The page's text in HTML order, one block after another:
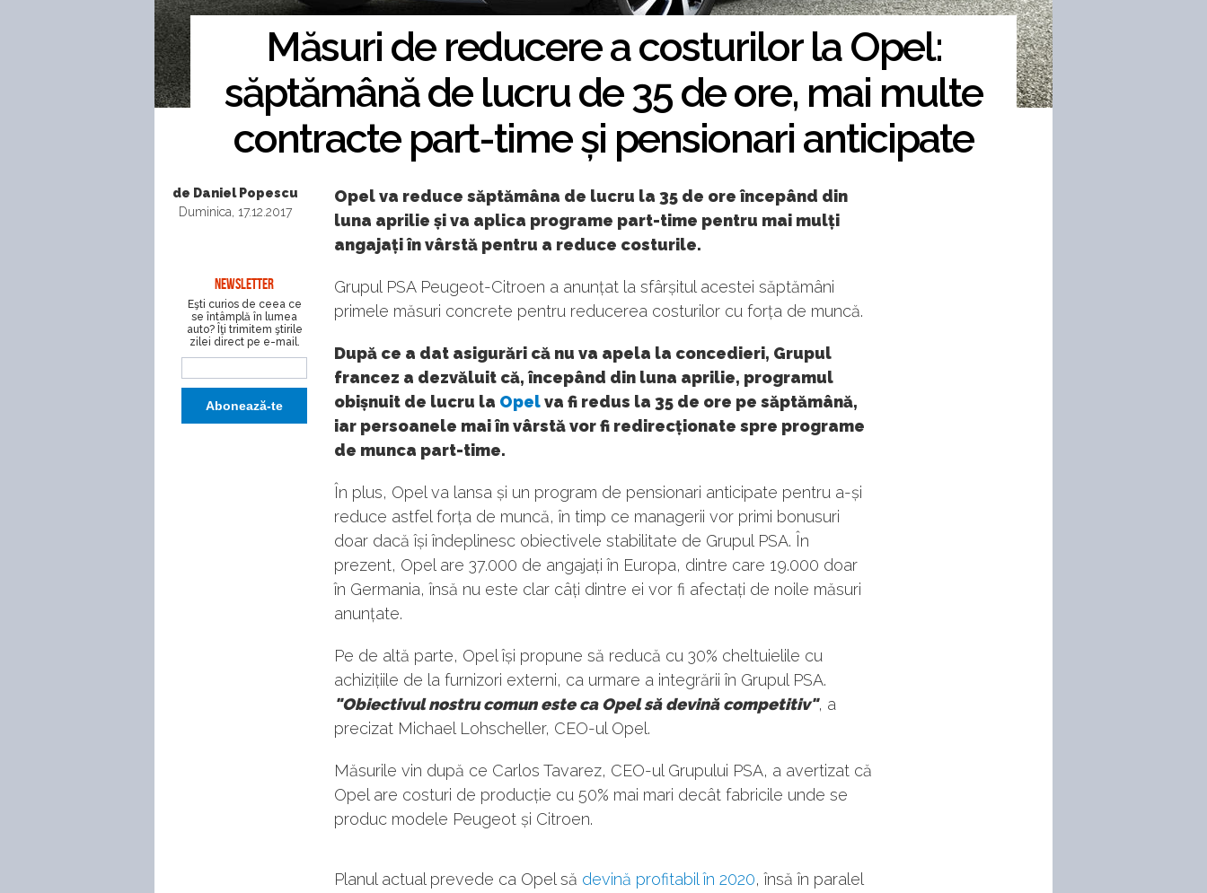
Măsuri de reducere a costurilor la Opel:
săptămână de lucru de 35 de ore, mai multe
contracte part-time și pensionari anticipate
de Daniel Popescu
Duminica, 17.12.2017
NEWSLETTER
Eşti curios de ceea ce
se întâmplă în lumea
auto? Îţi trimitem ştirile
zilei direct pe e-mail.
Opel va reduce săptămâna de lucru la 35 de ore începând din
luna aprilie și va aplica programe part-time pentru mai mulți
angajați în vârstă pentru a reduce costurile.
Grupul PSA Peugeot-Citroen a anunțat la sfârșitul acestei săptămâni
primele măsuri concrete pentru reducerea costurilor cu forța de muncă.
După ce a dat asigurări că nu va apela la concedieri, Grupul
francez a dezvăluit că, începând din luna aprilie, programul
obișnuit de lucru la Opelva fi redus la 35 de ore pe săptămână,
iar persoanele mai în vârstă vor fi redirecționate spre programe
de munca part-time.
În plus, Opel va lansa și un program de pensionari anticipate pentru a-și
reduce astfel forța de muncă, în timp ce managerii vor primi bonusuri
doar dacă își îndeplinesc obiectivele stabilitate de Grupul PSA. În
prezent, Opel are 37.000 de angajați în Europa, dintre care 19.000 doar
în Germania, însă nu este clar câți dintre ei vor fi afectați de noile măsuri
anunțate.
Pe de altă parte, Opel își propune să reducă cu 30% cheltuielile cu
achizițiile de la furnizori externi, ca urmare a integrării în Grupul PSA.
"Obiectivul nostru comun este ca Opel să devină competitiv", a
precizat Michael Lohscheller, CEO-ul Opel.
Măsurile vin după ce Carlos Tavarez, CEO-ul Grupului PSA, a avertizat că
Opel are costuri de producție cu 50% mai mari decât fabricile unde se
produc modele Peugeot și Citroen.
Planul actual prevede ca Opel să devină profitabil în 2020, însă în paralel